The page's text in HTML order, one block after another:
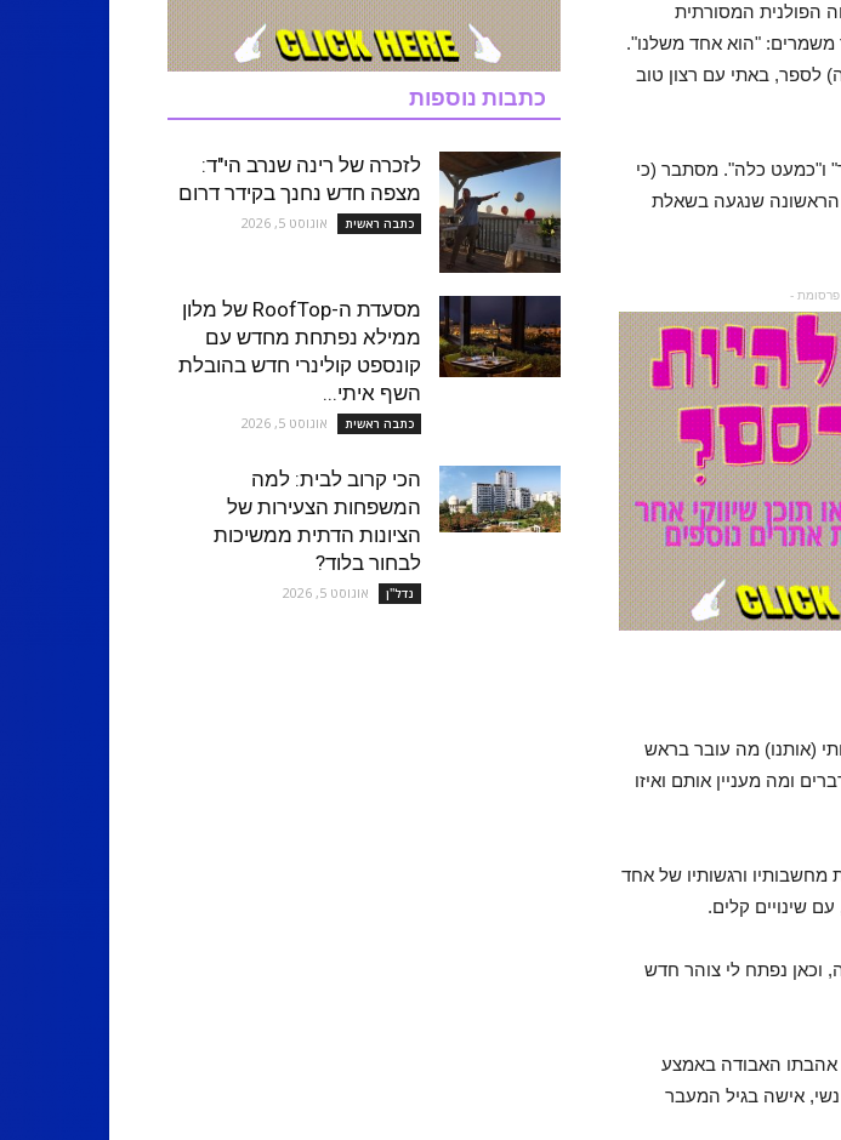
הפולנית המסורתית
משמרים: "הוא אחד משלנו".
לספר, באתי עם רצון טוב
מחודשת לשתי נובלות שיצאו לראשונה ב-99', "ההפך" ו"כמעט כלה". מסתבר (כי
כי הנובלה הראשונה שנגעה בשאלת
-
(אותנו) מה עובר בראש
ומה מעניין אותם ואיזו
ורגשותיו של אחד
שינויים קלים.
וכאן נפתח לי צוהר חדש
אהבתו האבודה באמצע
אישה בגיל המעבר
כתבות נוספות
לזכרה של רינה שנרב הי"ד:
מצפה חדש נחנך בקידר דרום
כתבה ראשית אוגוסט 5, 2026
מסעדת ה-RoofTop של מלון
ממילא נפתחת מחדש עם
קונספט קולינרי חדש בהובלת
השף איתי...
כתבה ראשית אוגוסט 5, 2026
הכי קרוב לבית: למה
המשפחות הצעירות של
הציונות הדתית ממשיכות
לבחור בלוד?
נדל''ן אוגוסט 5, 2026